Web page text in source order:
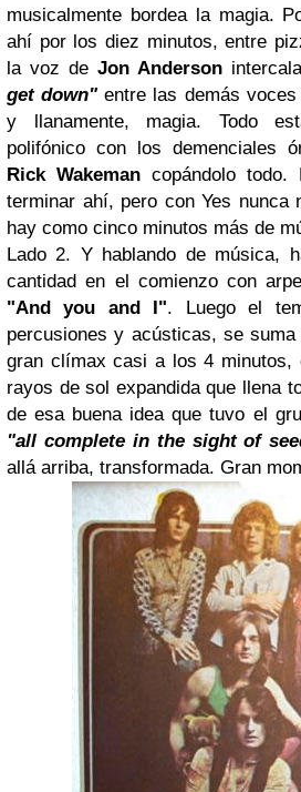
musicalmente bordea la magia.
ahí por los diez minutos, entre
la voz de Jon Anderson
get down"entre las demás voces
y llanamente, magia. Todo
polifónico con los demenciales
Rick Wakemancopándolo todo.
terminar ahí, pero con Yes nunca
hay como cinco minutos más de
Lado 2. Y hablando de música,
cantidad en el comienzo con
"And you and I". Luego el
percusiones y acústicas, se
gran clímax casi a los 4 minutos,
rayos de sol expandida que llena
de esa buena idea que tuvo el
"all complete in the sight of
allá arriba, transformada. Gran